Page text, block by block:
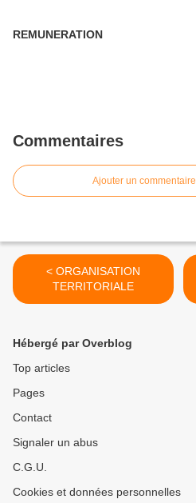
REMUNERATION
Commentaires
Ajouter un commentaire
< ORGANISATION
TERRITORIALE
Hébergé par Overblog
Top articles
Pages
Contact
Signaler un abus
C.G.U.
Cookies et données personnelles